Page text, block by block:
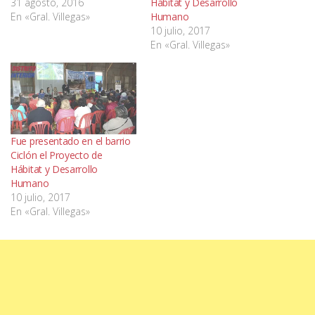
En «Gral. Villegas»
Humano
10 julio, 2017
En «Gral. Villegas»
Fue presentado en el barrio
Ciclón el Proyecto de
Hábitat y Desarrollo
Humano
10 julio, 2017
En «Gral. Villegas»